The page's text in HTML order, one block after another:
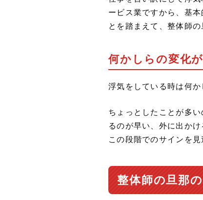
ービス業ですから、基
とを踏まえて、整体師
何かしらの変化
浮気をしている時は何
ちょっとしたことが多
るのが早い、外に出か
この段階でのサインを
整体師の旦那